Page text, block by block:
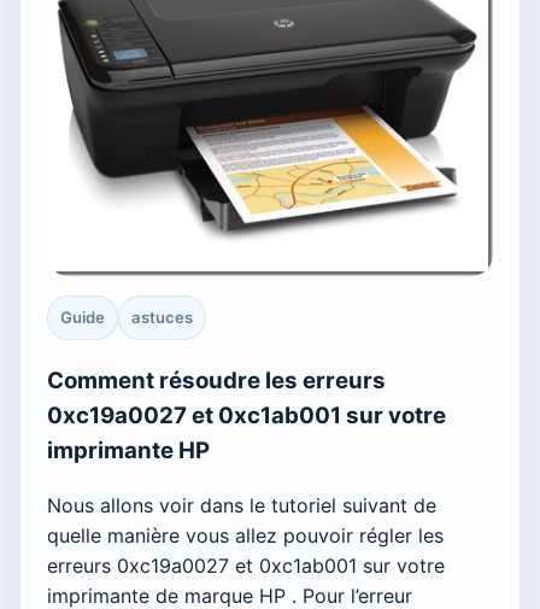
Guide astuces
Comment résoudre les erreurs
0xc19a0027 et 0xc1ab001 sur votre
imprimante HP
Nous allons voir dans le tutoriel suivant de
quelle manière vous allez pouvoir régler les
erreurs 0xc19a0027 et 0xc1ab001 sur votre
imprimante de marque HP . Pour l’erreur